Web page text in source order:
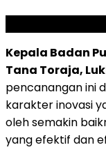
Kepala Badan
Tana Toraja,
pencanangan ini
karakter inovasi
oleh semakin
yang efektif dan